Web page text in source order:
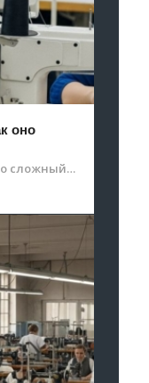
оно
сложный…